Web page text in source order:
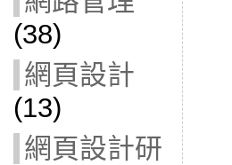
(38)
網頁設計
(13)
網頁設計研